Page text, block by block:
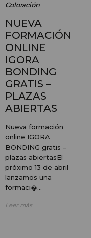
Coloración
NUEVA
FORMACIÓN
ONLINE
IGORA
BONDING
GRATIS –
PLAZAS
ABIERTAS
Nueva formación
online IGORA
BONDING gratis –
plazas abiertasEl
próximo 13 de abril
lanzamos una
formaci�...
Leer más